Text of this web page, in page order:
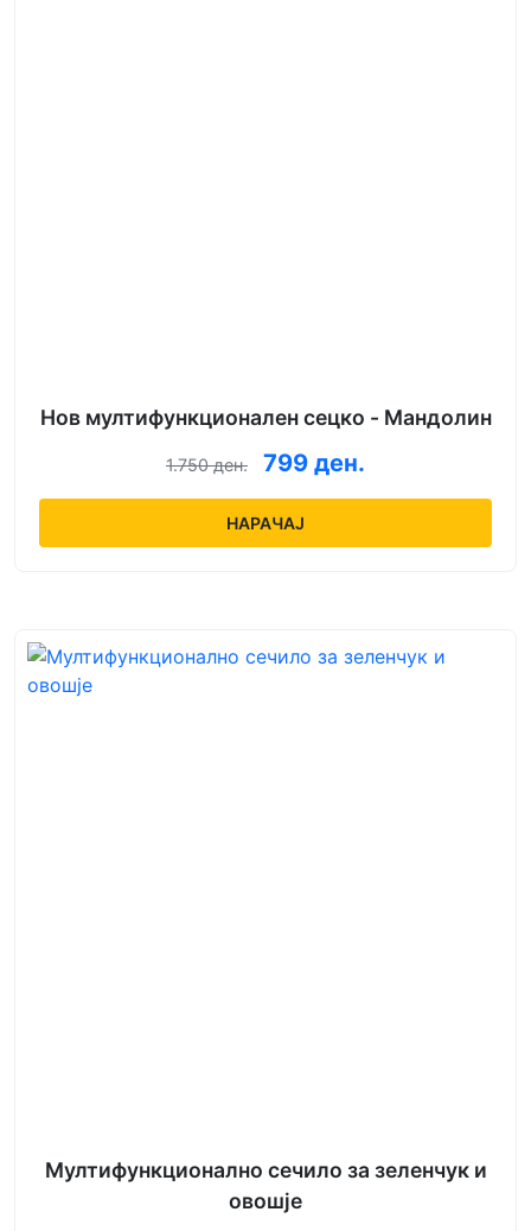
Нов мултифункционален сецко - Мандолин
1.750 ден. 799 ден.
НАРАЧАЈ
Мултифункционално сечило за зеленчук и
овошје